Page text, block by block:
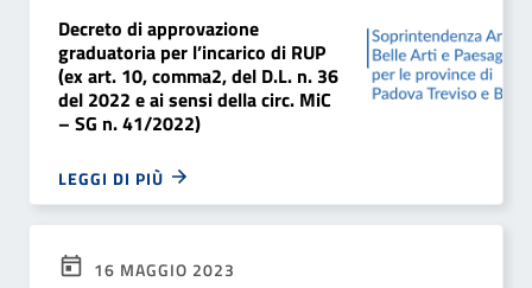
Decreto di approvazione
graduatoria per l’incarico di RUP
(ex art. 10, comma2, del D.L. n. 36
del 2022 e ai sensi della circ. MiC
– SG n. 41/2022)
LEGGI DI PIÙ
16 MAGGIO 2023